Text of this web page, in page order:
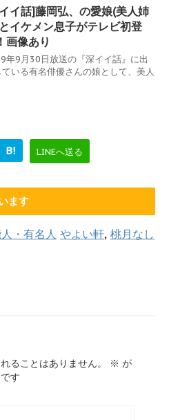
イ話]藤岡弘、の愛娘(美人姉
イケメン息子がテレビ初登
画像あり
年9月30日放送の『深イイ話』に出
いる有名俳優さんの娘として、美人
B! LINEへ送る
ます
・有名人 やよい軒, 桃月なし
ることはありません。 ※ が
す